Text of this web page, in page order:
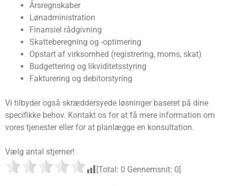
Årsregnskaber
Lønadministration
Finansiel rådgivning
Skatteberegning og -optimering
Opstart af virksomhed (registrering, moms, skat)
Budgettering og likviditetsstyring
Fakturering og debitorstyring
Vi tilbyder også skræddersyede løsninger baseret på dine
specifikke behov. Kontakt os for at få mere information om
vores tjenester eller for at planlægge en konsultation.
Vælg antal stjerner!
[Total: 0 Gennemsnit: 0